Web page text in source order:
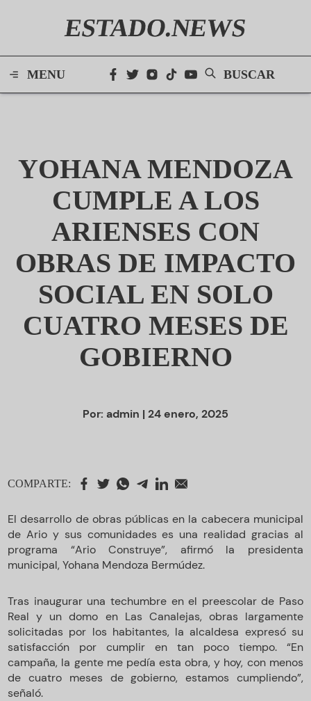
ESTADO.NEWS
MENU BUSCAR
YOHANA MENDOZA
CUMPLE A LOS
ARIENSES CON
OBRAS DE IMPACTO
SOCIAL EN SOLO
CUATRO MESES DE
GOBIERNO
Por: admin | 24 enero, 2025
COMPARTE:
El desarrollo de obras públicas en la cabecera municipal
de Ario y sus comunidades es una realidad gracias al
programa “Ario Construye”, afirmó la presidenta
municipal, Yohana Mendoza Bermúdez.
Tras inaugurar una techumbre en el preescolar de Paso
Real y un domo en Las Canalejas, obras largamente
solicitadas por los habitantes, la alcaldesa expresó su
satisfacción por cumplir en tan poco tiempo. “En
campaña, la gente me pedía esta obra, y hoy, con menos
de cuatro meses de gobierno, estamos cumpliendo”,
señaló.